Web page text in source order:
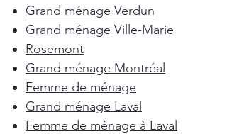
Grand ménage Verdun
Grand ménage Ville-Marie
Rosemont
Grand ménage Montréal
Femme de ménage
Grand ménage Laval
Femme de ménage à Laval